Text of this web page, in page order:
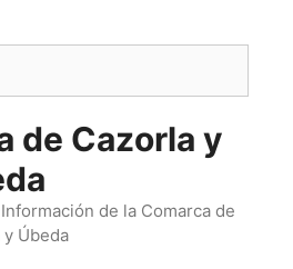
de Cazorla y
de la Comarca de
y Úbeda